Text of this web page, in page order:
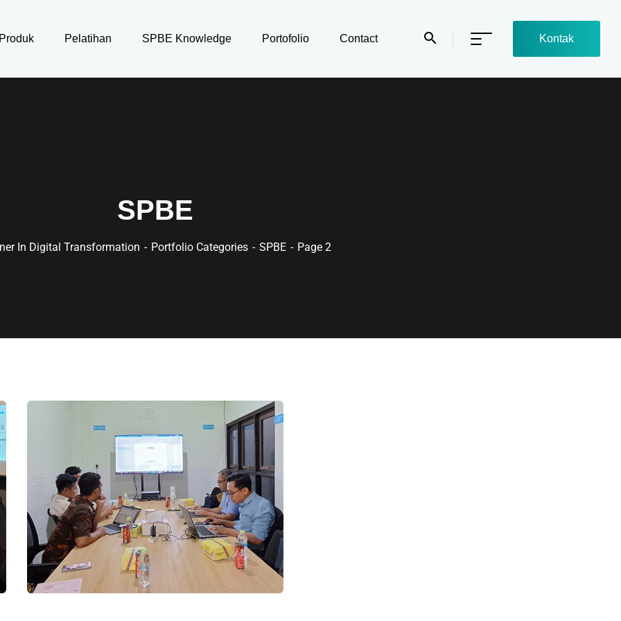
Produk Pelatihan SPBE Knowledge Portofolio Contact Kontak
SPBE
In Digital Transformation Portfolio Categories SPBE Page 2
Rapat Penyusunan SOP
Disaster Recovery Planning
Pemerintah Provinsi Jawa
Tengah
Karir Produk
SPBE Knowledge FAQ
Contact Download
Portfolio Konsultasi SPBE